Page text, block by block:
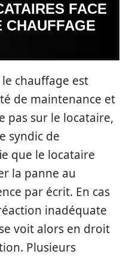
FACE
CHAUFFAGE
chauffage est
de maintenance et
pas sur le locataire,
syndic de
que le locataire
la panne au
par écrit. En cas
inadéquate
voit alors en droit
Plusieurs